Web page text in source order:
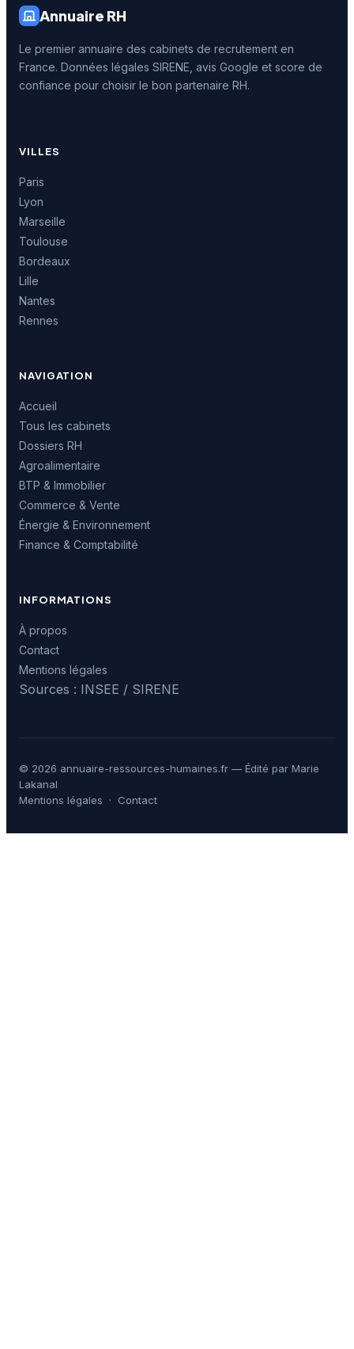
Annuaire RH
Le premier annuaire des cabinets de recrutement en
France. Données légales SIRENE, avis Google et score de
confiance pour choisir le bon partenaire RH.
VILLES
Paris
Lyon
Marseille
Toulouse
Bordeaux
Lille
Nantes
Rennes
NAVIGATION
Accueil
Tous les cabinets
Dossiers RH
Agroalimentaire
BTP & Immobilier
Commerce & Vente
Énergie & Environnement
Finance & Comptabilité
INFORMATIONS
À propos
Contact
Mentions légales
Sources : INSEE / SIRENE
© 2026 annuaire-ressources-humaines.fr — Édité par Marie
Lakanal
Mentions légales · Contact